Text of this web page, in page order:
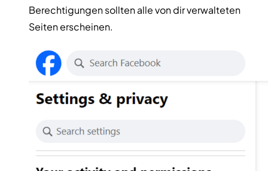
Berechtigungen sollten alle von dir verwalteten
Seiten erscheinen.